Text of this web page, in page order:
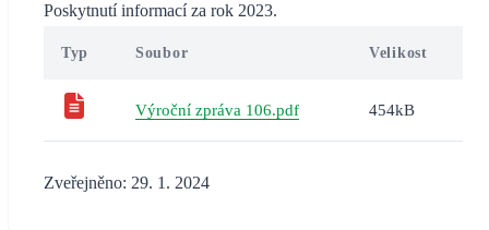
Poskytnutí informací za rok 2023.
Typ Soubor Velikost
Výroční zpráva 106.pdf 454kB
Zveřejněno: 29. 1. 2024